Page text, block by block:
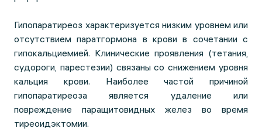
Гипопаратиреоз характеризуется низким уровнем или
отсутствием паратгормона в крови в сочетании с
гипокальциемией. Клинические проявления (тетания,
судороги, парестезии) связаны со снижением уровня
кальция крови. Наиболее частой причиной
гипопаратиреоза является удаление или
повреждение паращитовидных желез во время
тиреоидэктомии.